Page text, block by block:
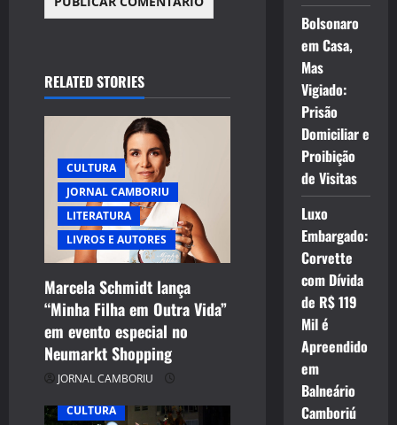
RELATED STORIES
CULTURA
JORNAL CAMBORIU
LITERATURA
LIVROS E AUTORES
Marcela Schmidt lança
“Minha Filha em Outra Vida”
em evento especial no
Neumarkt Shopping
JORNAL CAMBORIU
CULTURA
Bolsonaro
em Casa,
Mas
Vigiado:
Prisão
Domiciliar e
Proibição
de Visitas
Luxo
Embargado:
Corvette
com Dívida
de R$ 119
Mil é
Apreendido
em
Balneário
Camboriú